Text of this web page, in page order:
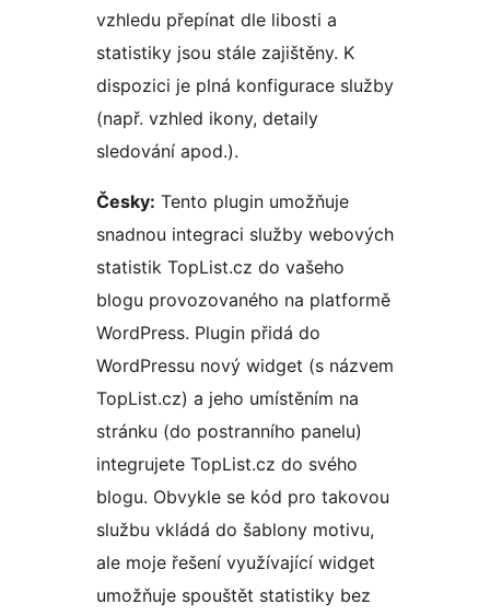
vzhledu přepínat dle libosti a
statistiky jsou stále zajištěny. K
dispozici je plná konfigurace služby
(např. vzhled ikony, detaily
sledování apod.).
Česky: Tento plugin umožňuje
snadnou integraci služby webových
statistik TopList.cz do vašeho
blogu provozovaného na platformě
WordPress. Plugin přidá do
WordPressu nový widget (s názvem
TopList.cz) a jeho umístěním na
stránku (do postranního panelu)
integrujete TopList.cz do svého
blogu. Obvykle se kód pro takovou
službu vkládá do šablony motivu,
ale moje řešení využívající widget
umožňuje spouštět statistiky bez